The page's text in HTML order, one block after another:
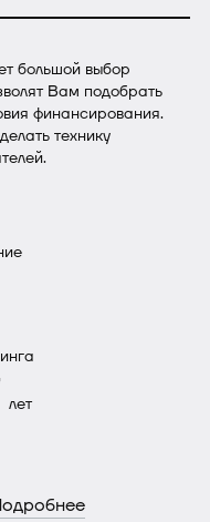
большой выбор
Вам подобрать
финансирования.
технику
лет